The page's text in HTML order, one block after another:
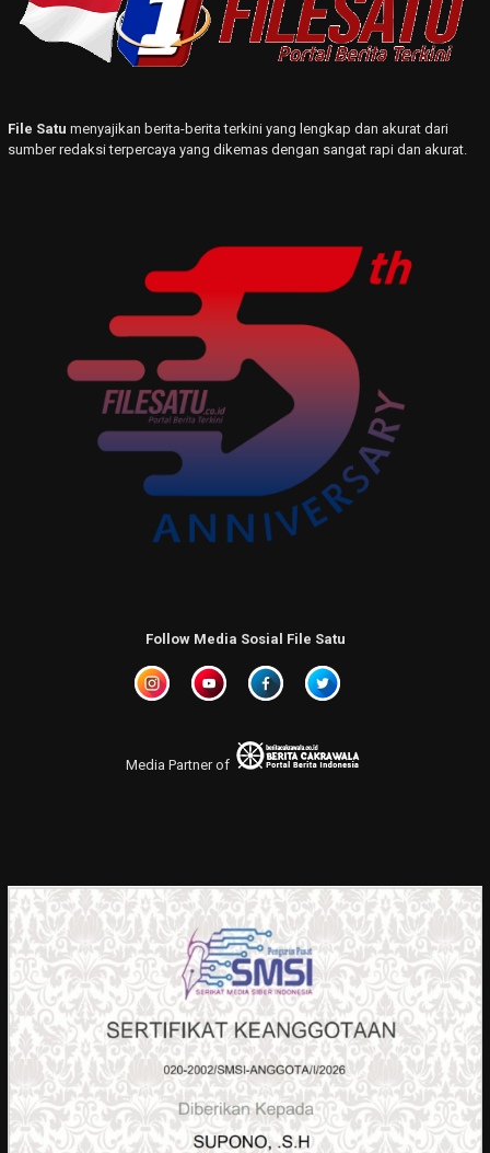
File Satu menyajikan berita-berita terkini yang lengkap dan akurat dari
sumber redaksi terpercaya yang dikemas dengan sangat rapi dan akurat.
Follow Media Sosial File Satu
Media Partner of